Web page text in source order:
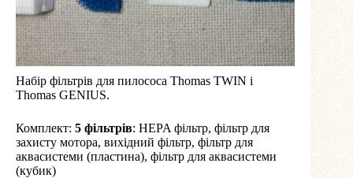
Набір фільтрів для пилососа Thomas TWIN і
Thomas GENIUS.
Комплект: 5 фільтрів: HEPA фільтр, фільтр для
захисту мотора, вихідний фільтр, фільтр для
аквасистеми (пластина), фільтр для аквасистеми
(кубик)